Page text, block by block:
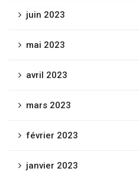
juin 2023
mai 2023
avril 2023
mars 2023
février 2023
janvier 2023